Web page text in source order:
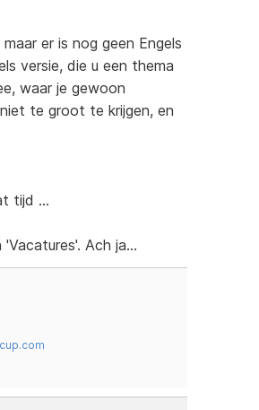
er is nog geen Engels
versie, die u een thema
waar je gewoon
te groot te krijgen, en
tijd ...
Ach ja...